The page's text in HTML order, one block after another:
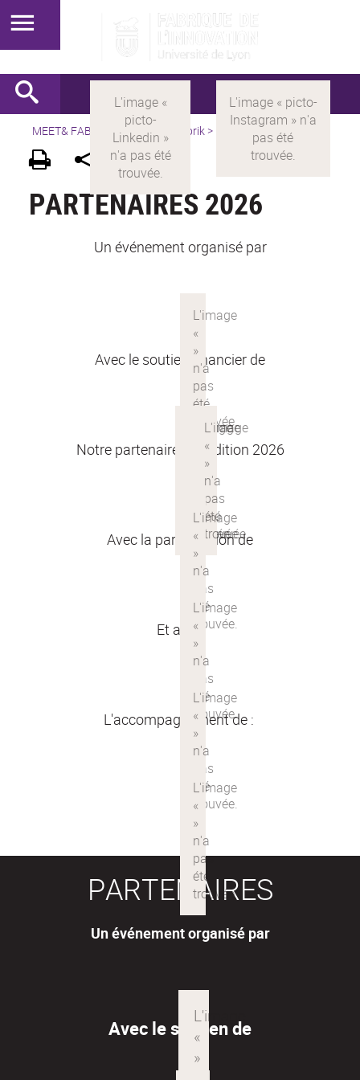
MEET& FABRIK > FR > meet&fabrik > Partenaires
PARTENAIRES 2026
Un événement organisé par
Avec le soutien financier de
Notre partenaire de l'édition 2026
Avec la participation de
Et aussi
L'accompagnement de :
PARTENAIRES
Un événement organisé par
Avec le soutien de